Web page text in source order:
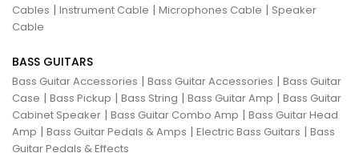
Cables | Instrument Cable | Microphones Cable | Speaker
Cable
BASS GUITARS
Bass Guitar Accessories | Bass Guitar Accessories | Bass Guitar
Case | Bass Pickup | Bass String | Bass Guitar Amp | Bass Guitar
Cabinet Speaker | Bass Guitar Combo Amp | Bass Guitar Head
Amp | Bass Guitar Pedals & Amps | Electric Bass Guitars | Bass
Guitar Pedals & Effects